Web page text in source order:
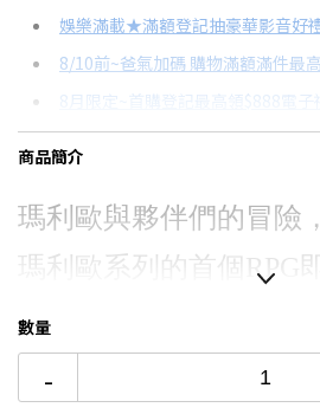
信用卡分期
分期數
12期
24期
每期金額
$88
$45
娛樂滿載★滿額登記抽豪華影音好
8/10前~爸氣加碼 購物滿額滿件最
8月限定~首購登記最高領$888電子
台灣大哥大Open Possible聯名卡
Switch OLED 與 Switch主機規格
商品簡介
瑪利歐與夥伴們的冒險
瑪利歐系列的首個RPG
瑪利歐RPG系列的原點
圖像，相隔27年在
生。
數量
-